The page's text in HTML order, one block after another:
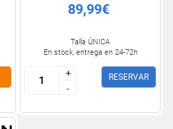
89,99€
Talla ÚNICA
En stock, entrega en 24-72h
+
-
+
-
RESERVAR